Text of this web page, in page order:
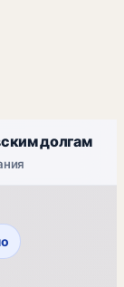
долгам